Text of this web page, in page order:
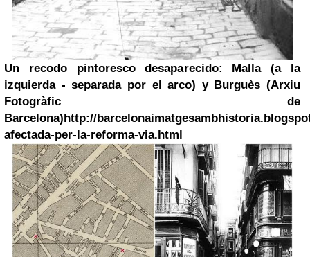
Un recodo pintoresco desaparecido: Malla (a la
izquierda - separada por el arco) y Burguès (Arxiu
Fotogràfic de
Barcelona)http://
afectada-per-la-reforma-via.html